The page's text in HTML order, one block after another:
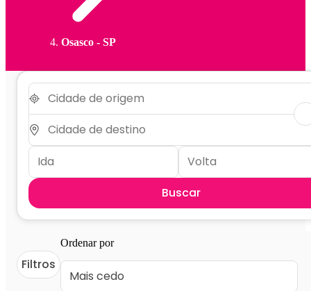
Osasco - SP
Buscar
Filtros
Ordenar por